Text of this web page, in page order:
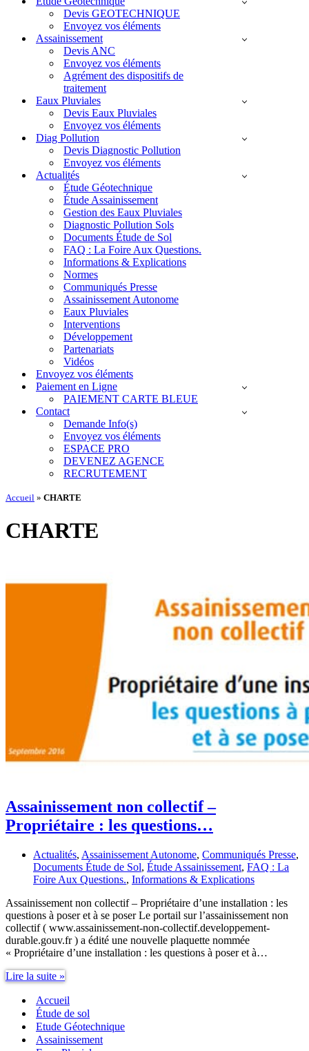
Devis GEOTECHNIQUE
Envoyez vos éléments
Assainissement
Devis ANC
Envoyez vos éléments
Agrément des dispositifs de
traitement
Eaux Pluviales
Devis Eaux Pluviales
Envoyez vos éléments
Diag Pollution
Devis Diagnostic Pollution
Envoyez vos éléments
Actualités
Étude Géotechnique
Étude Assainissement
Gestion des Eaux Pluviales
Diagnostic Pollution Sols
Documents Étude de Sol
FAQ : La Foire Aux Questions.
Informations & Explications
Normes
Communiqués Presse
Assainissement Autonome
Eaux Pluviales
Interventions
Développement
Partenariats
Vidéos
Envoyez vos éléments
Paiement en Ligne
PAIEMENT CARTE BLEUE
Contact
Demande Info(s)
Envoyez vos éléments
ESPACE PRO
DEVENEZ AGENCE
RECRUTEMENT
Accueil » CHARTE
CHARTE
Assainissement non collectif –
Propriétaire : les questions…
Actualités, Assainissement Autonome, Communiqués Presse,
Documents Étude de Sol, Étude Assainissement, FAQ : La
Foire Aux Questions., Informations & Explications
Assainissement non collectif – Propriétaire d’une installation : les
questions à poser et à se poser Le portail sur l’assainissement non
collectif ( www.assainissement-non-collectif.developpement-
durable.gouv.fr ) a édité une nouvelle plaquette nommée
« Propriétaire d’une installation : les questions à poser et à…
Lire la suite »
collectif
–
Propriétaire
:
Accueil
Étude de sol
Etude Géotechnique
Assainissement